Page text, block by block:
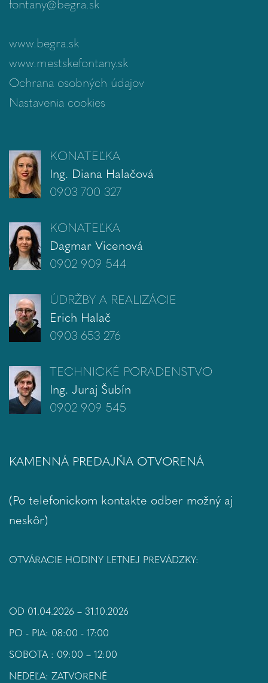
www.begra.sk
www.mestskefontany.sk
Ochrana osobných údajov
Nastavenia cookies
KONATEĽKA
Ing. Diana Halačová
0903 700 327
KONATEĽKA
Dagmar Vicenová
0902 909 544
ÚDRŽBY A REALIZÁCIE
Erich Halač
0903 653 276
TECHNICKÉ PORADENSTVO
Ing. Juraj Šubín
0902 909 545
KAMENNÁ PREDAJŇA OTVORENÁ
(Po telefonickom kontakte odber možný aj
neskôr)
OTVÁRACIE HODINY LETNEJ PREVÁDZKY:
OD 01.04.2026 – 31.10.2026
PO - PIA: 08:00 - 17:00
SOBOTA : 09:00 – 12:00
NEDEĽA: ZATVORENÉ